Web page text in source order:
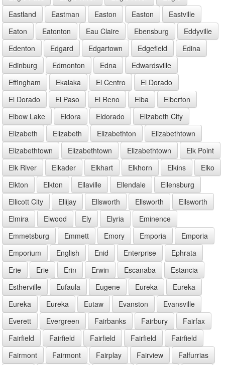
Eastland
Eastman Easton Easton
Eastville
Eaton
Eatonton Eau Claire Ebensburg
Eddyville
Edenton
Edgard Edgartown Edgefield
Edina
Edinburg
Edmonton Edna
Edwardsville
Effingham
Ekalaka El Centro
El Dorado
El Dorado
El Paso El Reno Elba
Elberton
Elbow Lake
Eldora Eldorado
Elizabeth City
Elizabeth
Elizabeth Elizabethton
Elizabethtown
Elizabethtown
Elizabethtown Elizabethtown
Elk Point
Elk River
Elkader Elkhart Elkhorn Elkins
Elko
Elkton
Elkton Ellaville Ellendale
Ellensburg
Ellicott City
Ellijay Ellsworth Ellsworth
Ellsworth
Elmira
Elwood Ely Elyria
Eminence
Emmetsburg
Emmett Emory Emporia
Emporia
Emporium
English Enid Enterprise
Ephrata
Erie
Erie Erin Erwin Escanaba
Estancia
Estherville
Eufaula Eugene Eureka
Eureka
Eureka
Eureka Eutaw Evanston
Evansville
Everett
Evergreen Fairbanks Fairbury
Fairfax
Fairfield
Fairfield Fairfield Fairfield
Fairfield
Fairmont
Fairmont Fairplay Fairview Falfurrias